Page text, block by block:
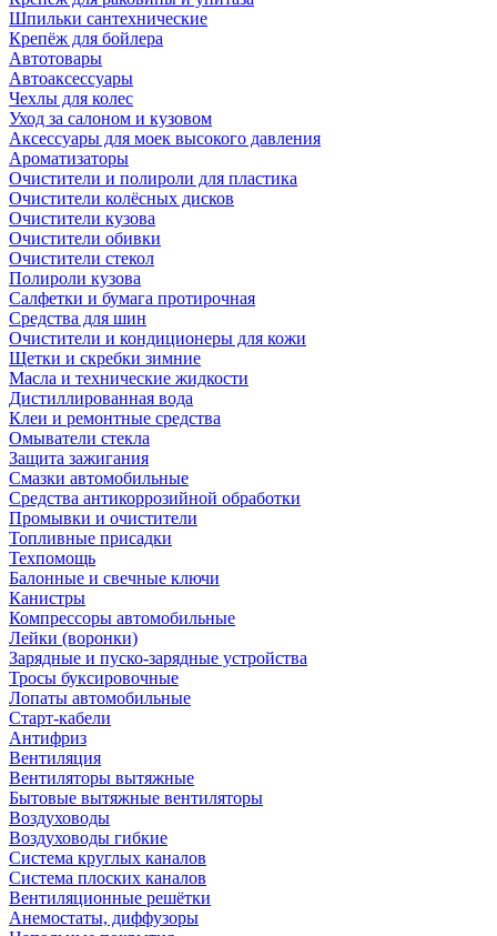
Шпильки сантехнические
Крепёж для бойлера
Автотовары
Автоаксессуары
Чехлы для колес
Уход за салоном и кузовом
Аксессуары для моек высокого давления
Ароматизаторы
Очистители и полироли для пластика
Очистители колёсных дисков
Очистители кузова
Очистители обивки
Очистители стекол
Полироли кузова
Салфетки и бумага протирочная
Средства для шин
Очистители и кондиционеры для кожи
Щетки и скребки зимние
Масла и технические жидкости
Дистиллированная вода
Клеи и ремонтные средства
Омыватели стекла
Защита зажигания
Смазки автомобильные
Средства антикоррозийной обработки
Промывки и очистители
Топливные присадки
Техпомощь
Балонные и свечные ключи
Канистры
Компрессоры автомобильные
Лейки (воронки)
Зарядные и пуско-зарядные устройства
Тросы буксировочные
Лопаты автомобильные
Старт-кабели
Антифриз
Вентиляция
Вентиляторы вытяжные
Бытовые вытяжные вентиляторы
Воздуховоды
Воздуховоды гибкие
Система круглых каналов
Система плоских каналов
Вентиляционные решётки
Анемостаты, диффузоры